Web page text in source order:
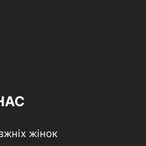
жінок